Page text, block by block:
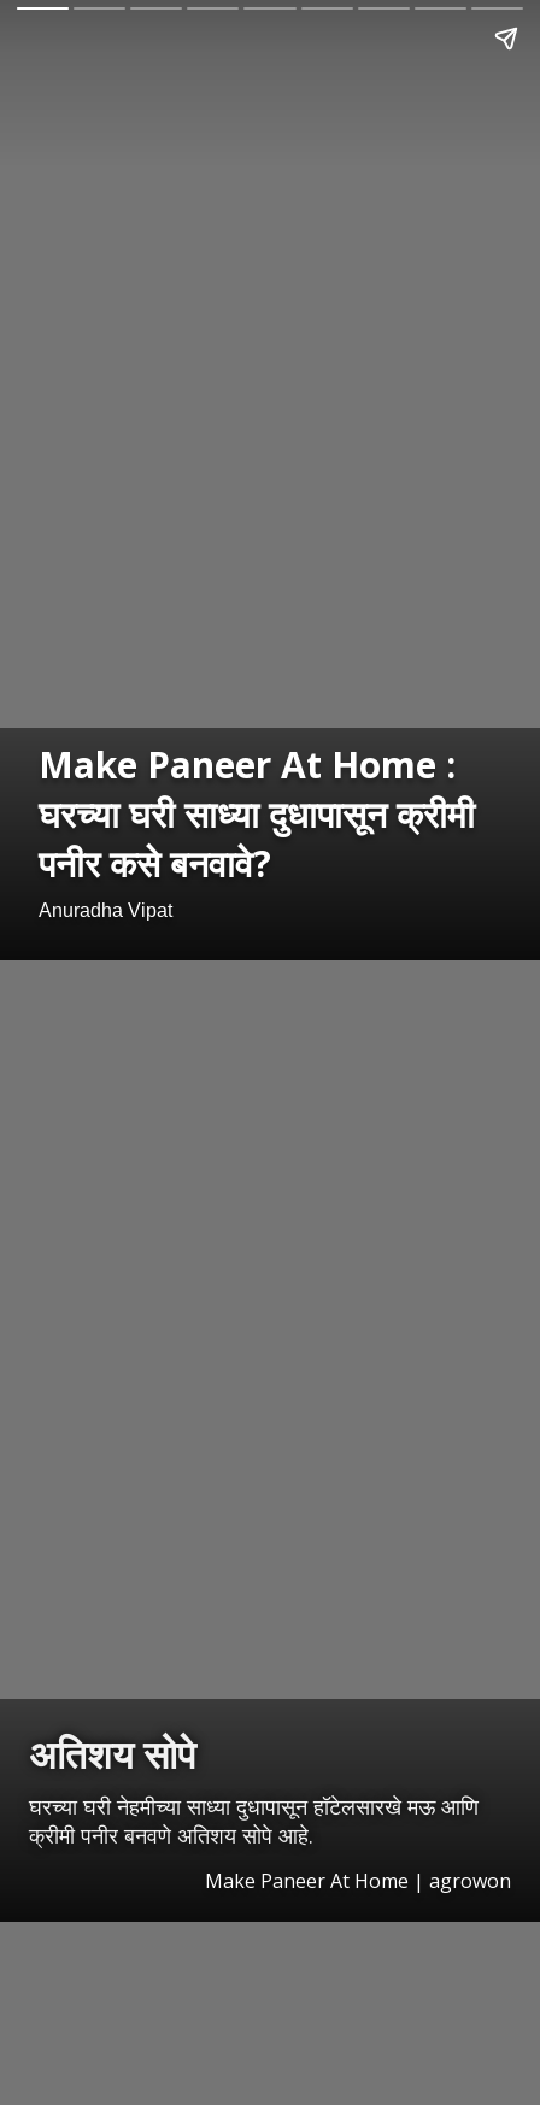
Make Paneer At Home :
घरच्या घरी साध्या दुधापासून क्रीमी
पनीर कसे बनवावे?
Anuradha Vipat
अतिशय सोपे
घरच्या घरी नेहमीच्या साध्या दुधापासून हॉटेलसारखे मऊ आणि
क्रीमी पनीर बनवणे अतिशय सोपे आहे.
Make Paneer At Home | agrowon